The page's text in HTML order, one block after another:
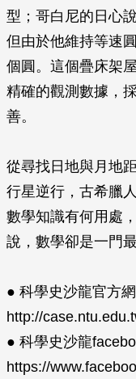
型；哥白尼的日心
但由於他維持等速
個圓。這個疊床架
精確的觀測數據，
善。
從尋找日地與月地
行星逆行，古希臘
數學知識有何用處
說，數學卻是一門
● 科學史沙龍官方網
http://
● 科學史沙龍
https://